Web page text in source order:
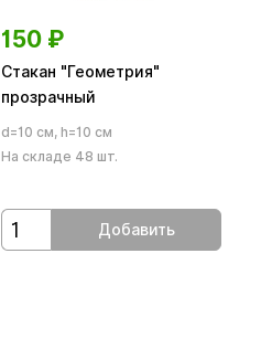
150 ₽
Стакан "Геометрия"
прозрачный
d=10 см, h=10 см
На складе 48 шт.
Добавить